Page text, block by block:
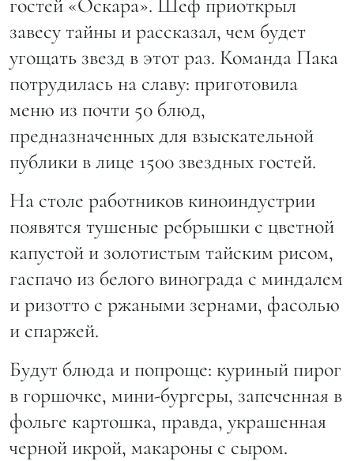
гостей «Оскара». Шеф приоткрыл
завесу тайны и рассказал, чем будет
угощать звезд в этот раз. Команда Пака
потрудилась на славу: приготовила
меню из почти 50 блюд,
предназначенных для взыскательной
публики в лице 1500 звездных гостей.
На столе работников киноиндустрии
появятся тушеные ребрышки с цветной
капустой и золотистым тайским рисом,
гаспачо из белого винограда с миндалем
и ризотто с ржаными зернами, фасолью
и спаржей.
Будут блюда и попроще: куриный пирог
в горшочке, мини-бургеры, запеченная в
фольге картошка, правда, украшенная
черной икрой, макароны с сыром.